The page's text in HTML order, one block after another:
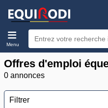
Menu
Offres d'emploi
0 annonces
Filtrer